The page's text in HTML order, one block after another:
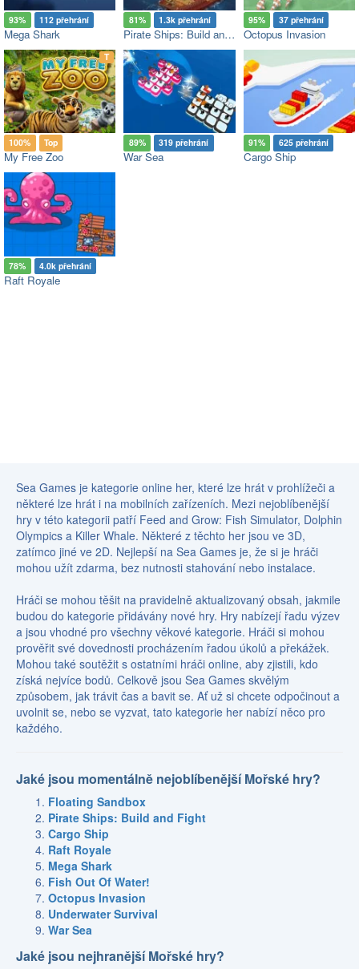
93% 112 přehrání
Mega Shark
81% 1.3k přehrání
Pirate Ships: Build and Fight
95% 37 přehrání
Octopus Invasion
Top
100% Top
My Free Zoo
89% 319 přehrání
War Sea
91% 625 přehrání
Cargo Ship
78% 4.0k přehrání
Raft Royale
Sea Games je kategorie online her, které lze hrát v prohlížeči a
některé lze hrát i na mobilních zařízeních. Mezi nejoblíbenější
hry v této kategorii patří Feed and Grow: Fish Simulator, Dolphin
Olympics a Killer Whale. Některé z těchto her jsou ve 3D,
zatímco jiné ve 2D. Nejlepší na Sea Games je, že si je hráči
mohou užít zdarma, bez nutnosti stahování nebo instalace.
Hráči se mohou těšit na pravidelně aktualizovaný obsah, jakmile
budou do kategorie přidávány nové hry. Hry nabízejí řadu výzev
a jsou vhodné pro všechny věkové kategorie. Hráči si mohou
prověřit své dovednosti procházením řadou úkolů a překážek.
Mohou také soutěžit s ostatními hráči online, aby zjistili, kdo
získá nejvíce bodů. Celkově jsou Sea Games skvělým
způsobem, jak trávit čas a bavit se. Ať už si chcete odpočinout a
uvolnit se, nebo se vyzvat, tato kategorie her nabízí něco pro
každého.
Jaké jsou momentálně nejoblíbenější Mořské hry?
Floating Sandbox
Pirate Ships: Build and Fight
Cargo Ship
Raft Royale
Mega Shark
Fish Out Of Water!
Octopus Invasion
Underwater Survival
War Sea
Jaké jsou nejhranější Mořské hry?